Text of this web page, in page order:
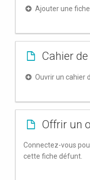
Ajouter une
Cahier
Ouvrir un cahier
Offrir un
Connectez-vous
cette fiche défunt.